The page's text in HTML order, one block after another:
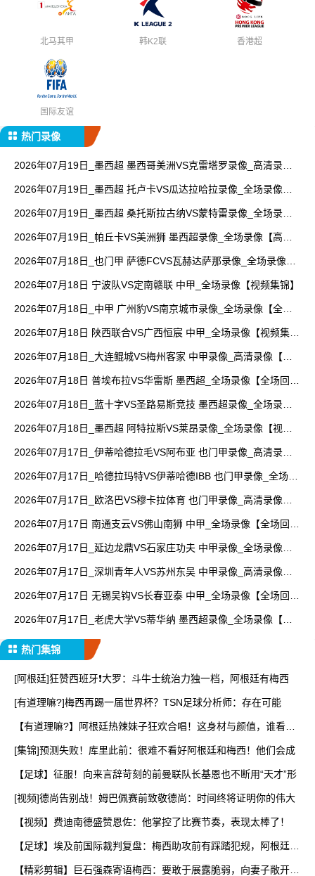
北马其甲 韩K2联 香港超
国际友谊
热门录像
2026年07月19日_墨西超 墨西哥美洲VS克雷塔罗录像_高清录像
2026年07月19日_墨西超 托卢卡VS瓜达拉哈拉录像_全场录像
2026年07月19日_墨西超 桑托斯拉古纳VS蒙特雷录像_全场录像
2026年07月19日_帕丘卡VS美洲狮 墨西超录像_全场录像【高清
2026年07月18日_也门甲 萨德FCVS瓦赫达萨那录像_全场录像
2026年07月18日 宁波队VS定南赣联 中甲_全场录像【视频集锦】
2026年07月18日_中甲 广州豹VS南京城市录像_全场录像【全场
2026年07月18日 陕西联合VS广西恒宸 中甲_全场录像【视频集
2026年07月18日_大连鲲城VS梅州客家 中甲录像_高清录像【全
2026年07月18日 普埃布拉VS华雷斯 墨西超_全场录像【全场回
2026年07月18日_蓝十字VS圣路易斯竞技 墨西超录像_全场录像
2026年07月18日_墨西超 阿特拉斯VS莱昂录像_全场录像【视频
2026年07月17日_伊蒂哈德拉毛VS阿布亚 也门甲录像_高清录像
2026年07月17日_哈德拉玛特VS伊蒂哈德IBB 也门甲录像_全场录
2026年07月17日_欧洛巴VS穆卡拉体育 也门甲录像_高清录像
2026年07月17日 南通支云VS佛山南狮 中甲_全场录像【全场回
2026年07月17日_延边龙鼎VS石家庄功夫 中甲录像_全场录像
2026年07月17日_深圳青年人VS苏州东吴 中甲录像_高清录像
2026年07月17日 无锡吴钩VS长春亚泰 中甲_全场录像【全场回
2026年07月17日_老虎大学VS蒂华纳 墨西超录像_全场录像【全
热门集锦
[阿根廷]狂赞西班牙❗大罗：斗牛士统治力独一档，阿根廷有梅西
[有道理嘛?]梅西再踢一届世界杯？TSN足球分析师：存在可能
【有道理嘛?】阿根廷热辣妹子狂欢合唱！这身材与颜值，谁看了
[集锦]预测失败！库里此前：很难不看好阿根廷和梅西！他们会成
【足球】征服！向来言辞苛刻的前曼联队长基恩也不断用“天才”形
[视频]德尚告别战！姆巴佩赛前致敬德尚：时间终将证明你的伟大
【视频】费迪南德盛赞恩佐：他掌控了比赛节奏，表现太棒了！
【足球】埃及前国际裁判复盘：梅西助攻前有踩踏犯规，阿根廷进
【精彩剪辑】巨石强森寄语梅西：要敢于展露脆弱，向妻子敞开心